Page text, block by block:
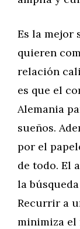
Es la mejor
quieren
relación
es que el
Alemania
sueños.
por el
de todo. El
la
Recurrir a
minimiza el